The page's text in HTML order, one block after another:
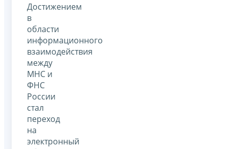
Достижением
в
области
информационного
взаимодействия
между
МНС и
ФНС
России
стал
переход
на
электронный